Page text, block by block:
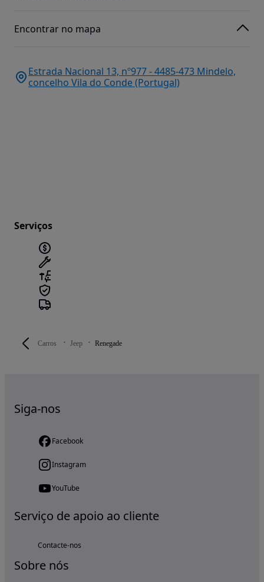
Carros Jeep Renegade
Encontrar no mapa
Estrada Nacional 13, nº977 - 4485-473 Mindelo,
concelho Vila do Conde (Portugal)
Serviços
Siga-nos
Facebook
Instagram
YouTube
Serviço de apoio ao cliente
Contacte-nos
Sobre nós